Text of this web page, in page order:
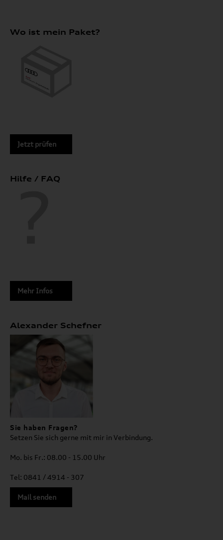
Wo ist mein Paket?
Jetzt prüfen
Hilfe / FAQ
Mehr Infos
Alexander Schefner
Sie haben Fragen?
Setzen Sie sich gerne mit mir in Verbindung.
Mo. bis Fr.: 08.00 - 15.00 Uhr
Tel: 0841 / 4914 - 307
Mail senden